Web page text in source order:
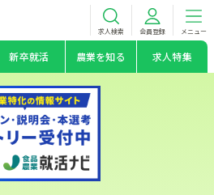
求人検索 会員登録 メニュー
新卒就活 農業を知る 求人特集